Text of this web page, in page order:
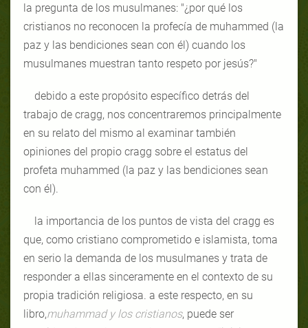
la pregunta de los musulmanes: "¿por qué los
cristianos no reconocen la profecía de muhammed (la
paz y las bendiciones sean con él) cuando los
musulmanes muestran tanto respeto por jesús?"
debido a este propósito específico detrás del
trabajo de cragg, nos concentraremos principalmente
en su relato del mismo al examinar también
opiniones del propio cragg sobre el estatus del
profeta muhammed (la paz y las bendiciones sean
con él).
la importancia de los puntos de vista del cragg es
que, como cristiano comprometido e islamista, toma
en serio la demanda de los musulmanes y trata de
responder a ellas sinceramente en el contexto de su
propia tradición religiosa. a este respecto, en su
libro,muhammad y los cristianos, puede ser